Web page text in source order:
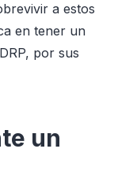
a estos
en tener un
por sus
un